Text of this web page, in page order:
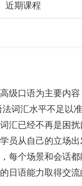
近期课程
级口语为主要内
法词汇水平不足以
汇已经不再是困
员从自己的立场
每个场景和会话
日语能力取得交流